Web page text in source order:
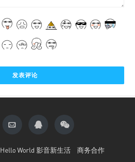
Hello World 影音新生活 商务合作